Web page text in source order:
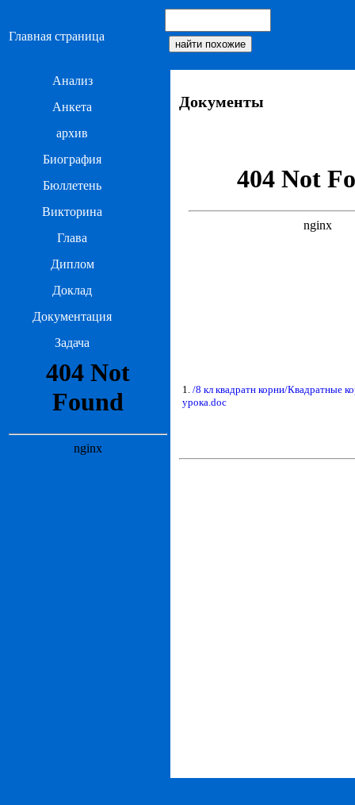
Главная страница
Анализ
Анкета
архив
Биография
Бюллетень
Викторина
Глава
Диплом
Доклад
Документация
Задача
Документы
1. /8 кл квадратн корни/Квадратные
урока.doc